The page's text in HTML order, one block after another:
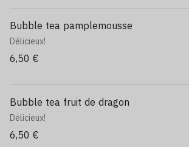
Bubble tea pamplemousse
Délicieux!
6,50 €
Bubble tea fruit de dragon
Délicieux!
6,50 €